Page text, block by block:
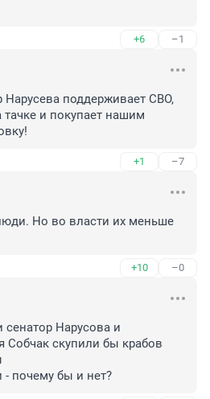
+6 –1
поддерживает СВО,
и покупает нашим
+1 –7
Но во власти их меньше
+10 –0
Нарусова и
Собчак скупили бы крабов
почему бы и нет?